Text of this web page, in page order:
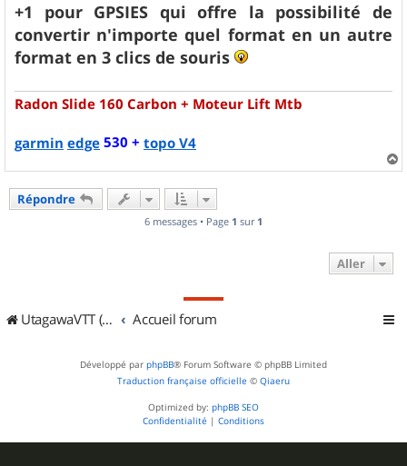
+1 pour GPSIES qui offre la possibilité de
convertir n'importe quel format en un autre
format en 3 clics de souris
Radon Slide 160 Carbon + Moteur Lift Mtb
garmin edge530 + topo V4
a
Répondre
6 messages • Page 1 sur 1
Aller
UtagawaVTT (Randos VTT et VTTAE avec traces GPS) Accueil forum
Développé par phpBB® Forum Software © phpBB Limited
Traduction française officielle © Qiaeru
Optimized by: phpBB SEO
Confidentialité | Conditions